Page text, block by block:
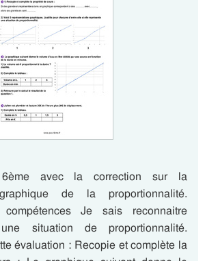
avec la correction sur la
de la proportionnalité.
Je sais reconnaitre
situation de proportionnalité.
évaluation : Recopie et complète la